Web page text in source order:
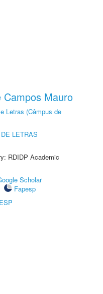
Campos Mauro
Letras (Câmpus de
LETRAS
RDIDP Academic
Scholar
Fapesp